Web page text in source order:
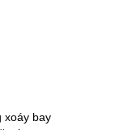
xoáy bay